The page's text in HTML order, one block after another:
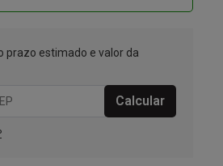
prazo estimado e valor da